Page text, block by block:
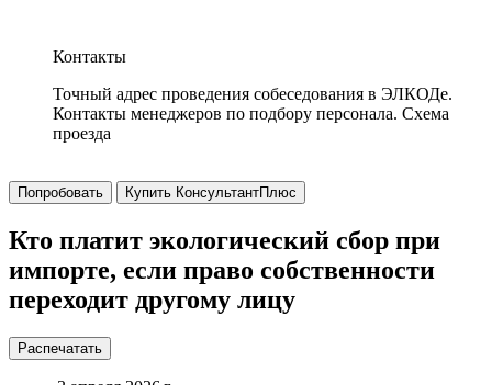
Контакты
Точный адрес проведения собеседования в ЭЛКОДе.
Контакты менеджеров по подбору персонала. Схема
проезда
Попробовать Купить КонсультантПлюс
Кто платит экологический сбор при
импорте, если право собственности
переходит другому лицу
Распечатать